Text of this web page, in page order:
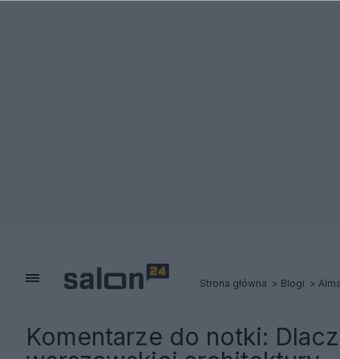
Strona główna Blogi
Komentarze do notki: